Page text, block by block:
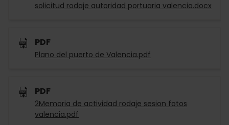
solicitud rodaje autoridad portuaria valencia.docx
PDF
Plano del puerto de Valencia.pdf
PDF
2Memoria de actividad rodaje sesion fotos
valencia.pdf